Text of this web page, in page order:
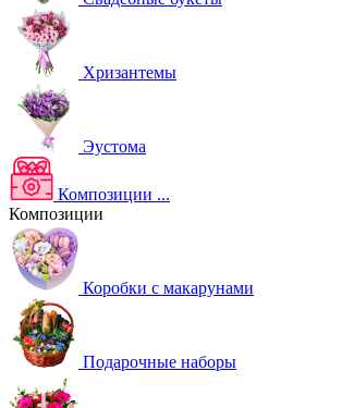
Хризантемы
Эустома
Композиции ...
Композиции
Коробки с макарунами
Подарочные наборы